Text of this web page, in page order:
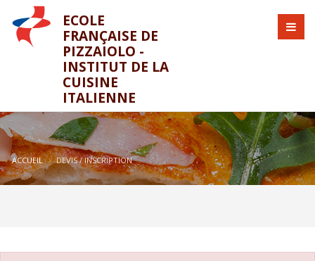
ECOLE
FRANÇAISE DE
PIZZAIOLO -
INSTITUT DE LA
CUISINE
ITALIENNE
ACCUEIL DEVIS / INSCRIPTION